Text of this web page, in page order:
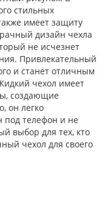
стильных
имеет защиту
дизайн чехла
не исчезнет
Привлекательный
и станет отличным
чехол имеет
создающие
он легко
под телефон и не
выбор для тех, кто
чехол для своего